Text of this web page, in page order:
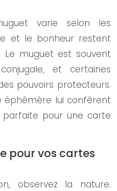
varie selon les
et le bonheur restent
muguet est souvent
et certaines
pouvoirs protecteurs.
éphémère lui confèrent
parfaite pour une carte
pour vos cartes
observez la nature.